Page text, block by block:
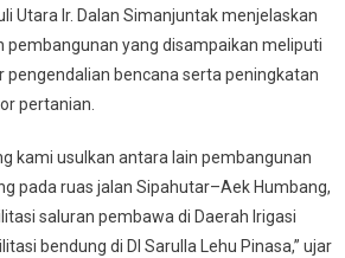
Utara Ir. Dalan Simanjuntak menjelaskan
pembangunan yang disampaikan meliputi
bencana serta peningkatan
pertanian.
kami usulkan antara lain pembangunan
pada ruas jalan Sipahutar–Aek Humbang,
saluran pembawa di Daerah Irigasi
bendung di DI Sarulla Lehu Pinasa,” ujar